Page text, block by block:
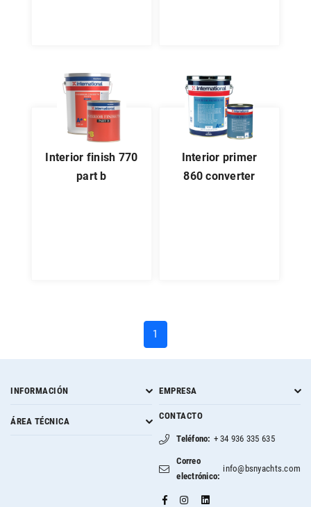
interior finish 770
part b
interior primer
860 converter
1
INFORMACIÓN EMPRESA
ÁREA TÉCNICA
CONTACTO
Teléfono: + 34 936 335 635
Correo
electrónico:
info@bsnyachts.com